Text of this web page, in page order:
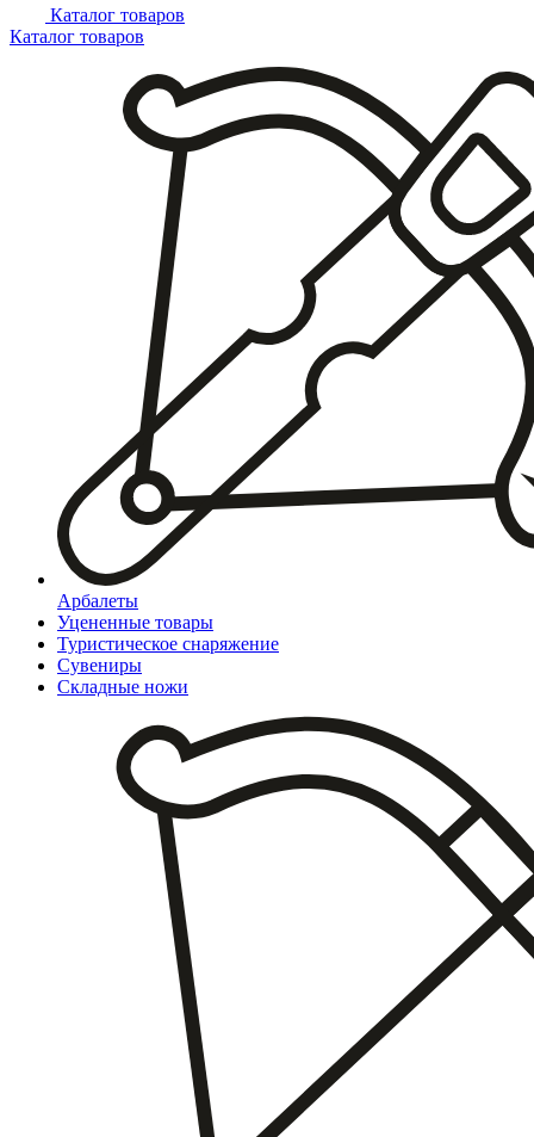
Каталог товаров
Каталог товаров
Арбалеты
Уцененные товары
Туристическое снаряжение
Сувениры
Складные ножи